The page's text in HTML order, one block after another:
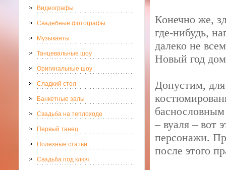
Видеографы
Свадебные фотографы
Музыканты
Танцевальные шоу
Оригинальные шоу
Сладкий стол
Банкетные залы
Свадьба на теплоходе
Первый танец
Полезные статьи
Свадьба под ключ
Конечно же,
где-нибудь,
далеко не
Новый год
Допустим,
– вуаля – вот
персонажи.
после этого